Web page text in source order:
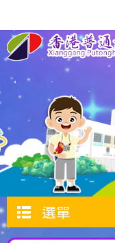
選單